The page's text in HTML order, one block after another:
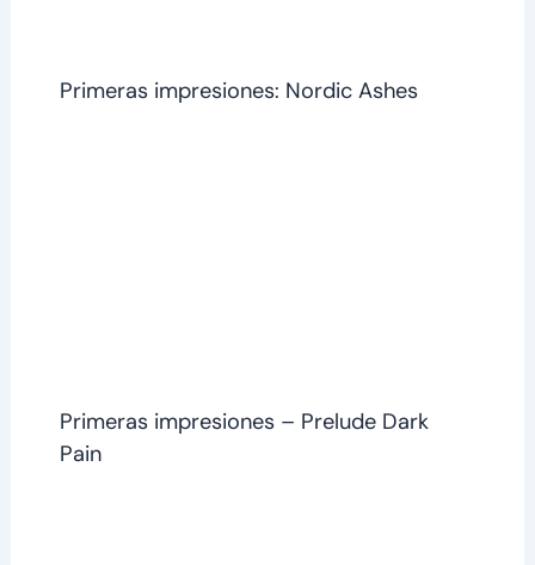
Primeras impresiones: Nordic Ashes
Primeras impresiones – Prelude Dark
Pain